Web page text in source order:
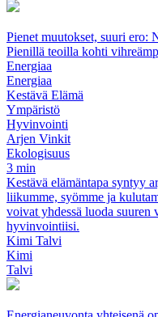
Pienet muutokset, suuri ero:
Pienillä teoilla kohti
Energiaa
Energiaa
Kestävä Elämä
Ympäristö
Hyvinvointi
Arjen Vinkit
Ekologisuus
3 min
Kestävä elämäntapa syntyy
liikumme, syömme ja
voivat yhdessä luoda suuren
hyvinvointiisi.
Kimi Talvi
Kimi
Talvi